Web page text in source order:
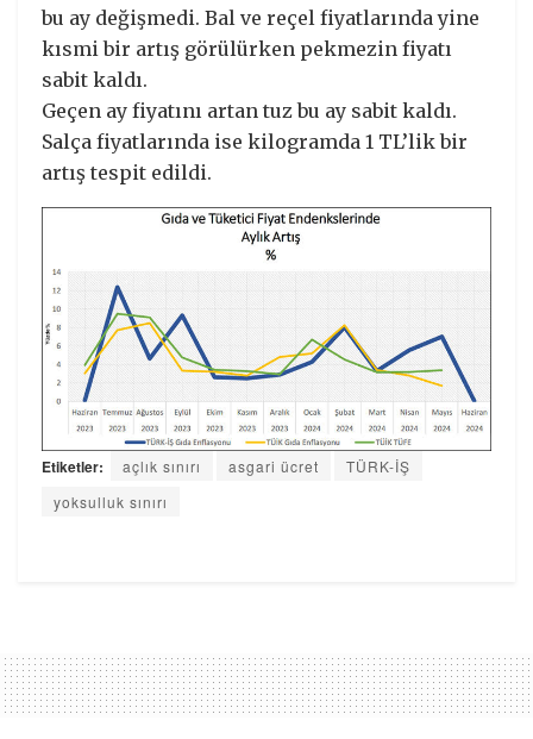
bu ay değişmedi. Bal ve reçel fiyatlarında yine
kısmi bir artış görülürken pekmezin fiyatı
sabit kaldı.
Geçen ay fiyatını artan tuz bu ay sabit kaldı.
Salça fiyatlarında ise kilogramda 1 TL’lik bir
artış tespit edildi.
Etiketler: açlık sınırı asgari ücret
TÜRK-İŞ
yoksulluk sınırı